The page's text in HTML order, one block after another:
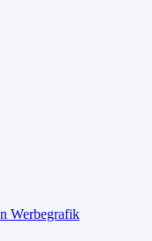
Werbegrafik